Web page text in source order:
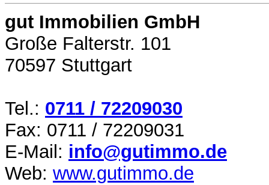
gut Immobilien GmbH
Große Falterstr. 101
70597 Stuttgart
Tel.: 0711 / 72209030
Fax: 0711 / 72209031
E-Mail: info@gutimmo.de
Web: www.gutimmo.de